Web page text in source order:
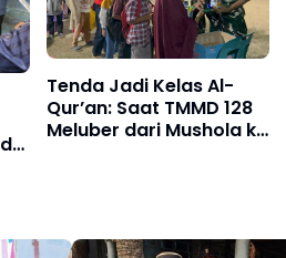
Tenda Jadi Kelas Al-
Qur’an: Saat TMMD 128
Meluber dari Mushola ke